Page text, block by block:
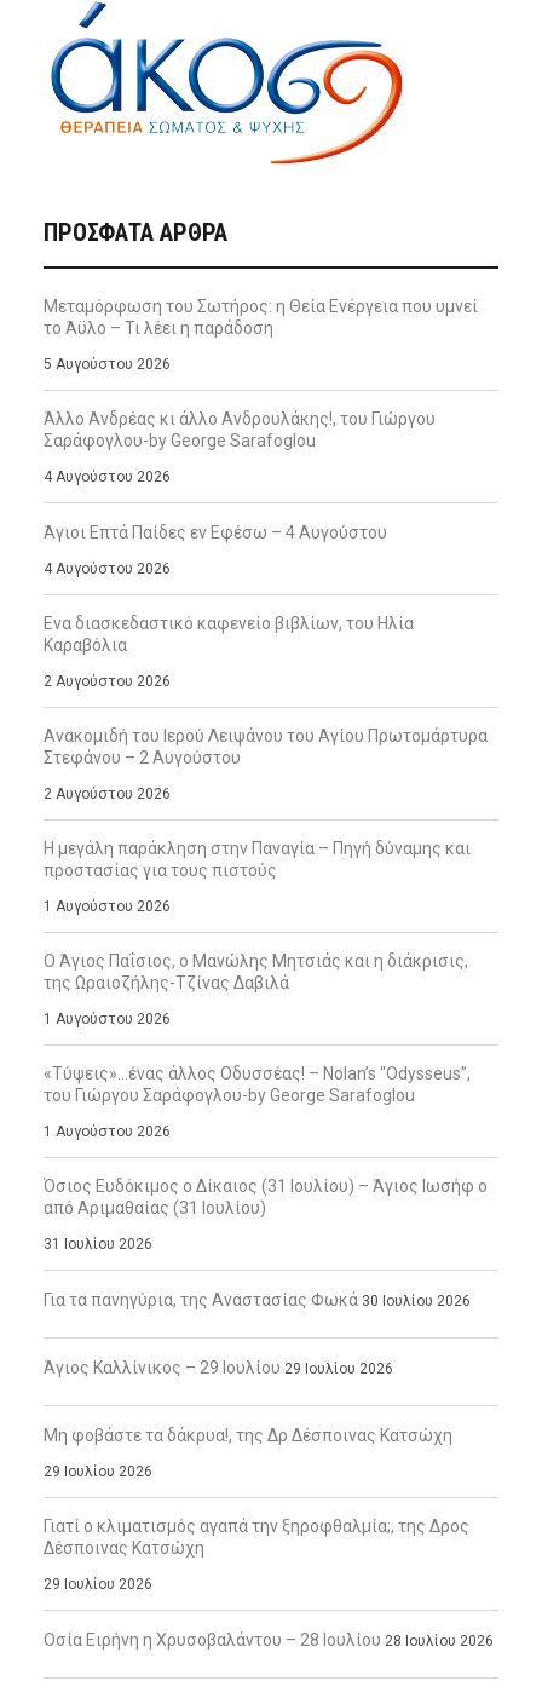
ΠΡΌΣΦΑΤΑ ΆΡΘΡΑ
Μεταμόρφωση του Σωτήρος: η Θεία Ενέργεια που υμνεί
το Άϋλο – Τι λέει η παράδοση
5 Αυγούστου 2026
Άλλο Ανδρέας κι άλλο Ανδρουλάκης!, του Γιώργου
Σαράφογλου-by George Sarafoglou
4 Αυγούστου 2026
Άγιοι Επτά Παίδες εν Εφέσω – 4 Αυγούστου
4 Αυγούστου 2026
Ενα διασκεδαστικό καφενείο βιβλίων, του Ηλία
Καραβόλια
2 Αυγούστου 2026
Ανακομιδή του Ιερού Λειψάνου του Αγίου Πρωτομάρτυρα
Στεφάνου – 2 Αυγούστου
2 Αυγούστου 2026
Η μεγάλη παράκληση στην Παναγία – Πηγή δύναμης και
προστασίας για τους πιστούς
1 Αυγούστου 2026
Ο Άγιος Παΐσιος, ο Μανώλης Μητσιάς και η διάκρισις,
της Ωραιοζήλης-Τζίνας Δαβιλά
1 Αυγούστου 2026
«Τύψεις»…ένας άλλος Οδυσσέας! – Nolan’s “Odysseus”,
του Γιώργου Σαράφογλου-by George Sarafoglou
1 Αυγούστου 2026
Όσιος Ευδόκιμος ο Δίκαιος (31 Ιουλίου) – Άγιος Ιωσήφ ο
από Αριμαθαίας (31 Ιουλίου)
31 Ιουλίου 2026
Για τα πανηγύρια, της Αναστασίας Φωκά 30 Ιουλίου 2026
Άγιος Καλλίνικος – 29 Ιουλίου 29 Ιουλίου 2026
Μη φοβάστε τα δάκρυα!, της Δρ Δέσποινας Κατσώχη
29 Ιουλίου 2026
Γιατί ο κλιματισμός αγαπά την ξηροφθαλμία;, της Δρος
Δέσποινας Κατσώχη
29 Ιουλίου 2026
Οσία Ειρήνη η Χρυσοβαλάντου – 28 Ιουλίου 28 Ιουλίου 2026